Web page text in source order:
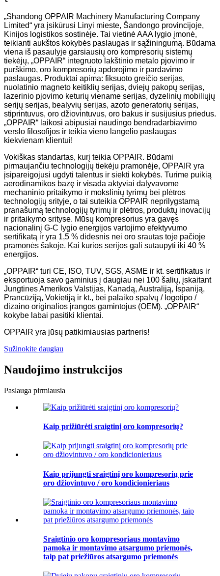
„Shandong OPPAIR Machinery Manufacturing Company
Limited“ yra įsikūrusi Linyi mieste, Šandongo provincijoje,
Kinijos logistikos sostinėje. Tai vietinė AAA lygio įmonė,
teikianti aukštos kokybės paslaugas ir sąžiningumą. Būdama
viena iš pasaulyje garsiausių oro kompresorių sistemų
tiekėjų, „OPPAIR“ integruoto lakštinio metalo pjovimo ir
purškimo, oro kompresorių apdorojimo ir pardavimo
paslaugas. Produktai apima: fiksuoto greičio serijas,
nuolatinio magneto keitiklių serijas, dviejų pakopų serijas,
lazerinio pjovimo keturių viename serijas, dyzelinių mobiliųjų
serijų serijas, bealyvių serijas, azoto generatorių serijas,
stiprintuvus, oro džiovintuvus, oro bakus ir susijusius priedus.
„OPPAIR“ laikosi abipusiai naudingo bendradarbiavimo
verslo filosofijos ir teikia vieno langelio paslaugas
kiekvienam klientui!
Vokiškas standartas, kurį teikia OPPAIR. Būdami
pirmaujančiu technologijų tiekėju pramonėje, OPPAIR yra
įsipareigojusi ugdyti talentus ir siekti kokybės. Turime puikią
aerodinamikos bazę ir visada aktyviai dalyvavome
mechaninio pritaikymo ir mokslinių tyrimų bei plėtros
technologijų srityje, o tai suteikia OPPAIR neprilygstamą
pranašumą technologijų tyrimų ir plėtros, produktų inovacijų
ir pritaikymo srityse. Mūsų kompresorius yra gavęs
nacionalinį G-C lygio energijos vartojimo efektyvumo
sertifikatą ir yra 1,5 % didesnis nei oro srautas toje pačioje
pramonės šakoje. Kai kurios serijos gali sutaupyti iki 40 %
energijos.
„OPPAIR“ turi CE, ISO, TUV, SGS, ASME ir kt. sertifikatus ir
eksportuoja savo gaminius į daugiau nei 100 šalių, įskaitant
Jungtines Amerikos Valstijas, Kanadą, Australiją, Ispaniją,
Prancūziją, Vokietiją ir kt., bei palaiko spalvų / logotipo /
dizaino originalios įrangos gamintojus (OEM). „OPPAIR“
kokybe labai pasitiki klientai.
OPPAIR yra jūsų patikimiausias partneris!
Sužinokite daugiau
Naudojimo instrukcijos
Paslauga pirmiausia
Kaip prižiūrėti sraigtinį oro kompresorių?
Kaip prijungti sraigtinį oro kompresorių prie
oro džiovintuvo / oro kondicionieriaus
Sraigtinio oro kompresoriaus montavimo
pamoka ir montavimo atsargumo priemonės,
taip pat priežiūros atsargumo priemonės